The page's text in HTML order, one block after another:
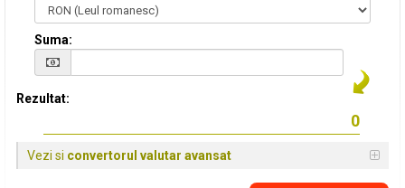
Suma:
Rezultat:
Vezi si convertorul valutar avansat